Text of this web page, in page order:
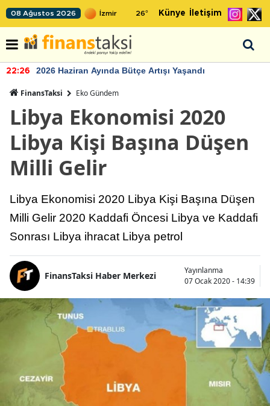
08 Ağustos 2026 26° Künye İletişim
22:26 2026 Haziran Ayında Bütçe Artışı Yaşandı
FinansTaksi Eko Gündem
Libya Ekonomisi 2020
Libya Kişi Başına Düşen
Milli Gelir
Libya Ekonomisi 2020 Libya Kişi Başına Düşen
Milli Gelir 2020 Kaddafi Öncesi Libya ve Kaddafi
Sonrası Libya ihracat Libya petrol
FinansTaksi Haber Merkezi
Yayınlanma
07 Ocak 2020 - 14:39